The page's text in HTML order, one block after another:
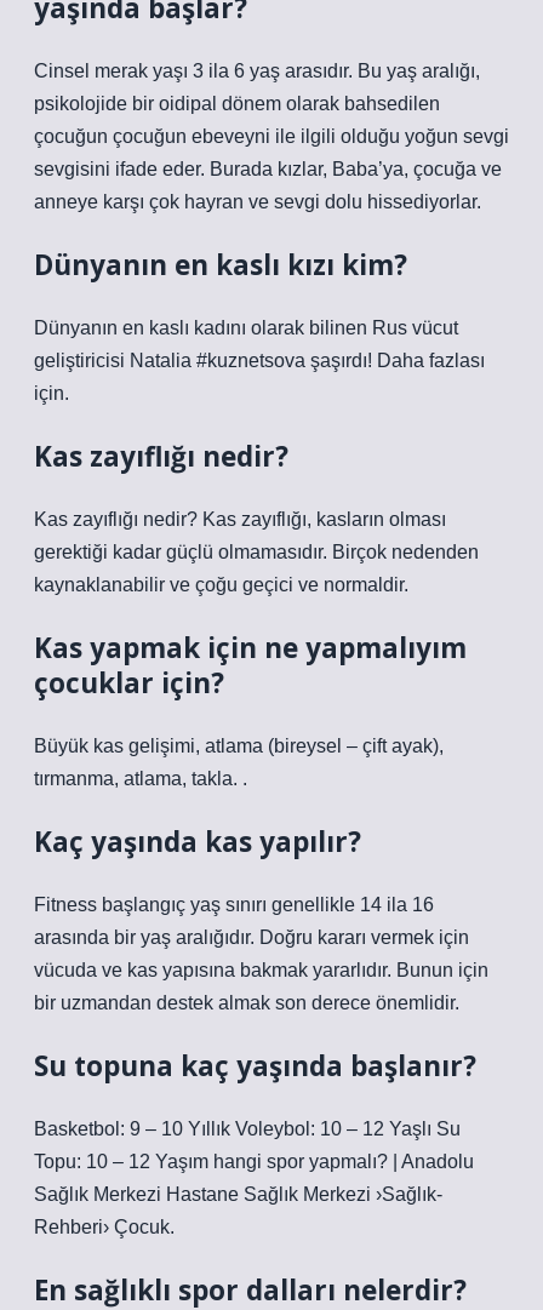
yaşında başlar?
Cinsel merak yaşı 3 ila 6 yaş arasıdır. Bu yaş aralığı,
psikolojide bir oidipal dönem olarak bahsedilen
çocuğun çocuğun ebeveyni ile ilgili olduğu yoğun sevgi
sevgisini ifade eder. Burada kızlar, Baba’ya, çocuğa ve
anneye karşı çok hayran ve sevgi dolu hissediyorlar.
Dünyanın en kaslı kızı kim?
Dünyanın en kaslı kadını olarak bilinen Rus vücut
geliştiricisi Natalia #kuznetsova şaşırdı! Daha fazlası
için.
Kas zayıflığı nedir?
Kas zayıflığı nedir? Kas zayıflığı, kasların olması
gerektiği kadar güçlü olmamasıdır. Birçok nedenden
kaynaklanabilir ve çoğu geçici ve normaldir.
Kas yapmak için ne yapmalıyım
çocuklar için?
Büyük kas gelişimi, atlama (bireysel – çift ayak),
tırmanma, atlama, takla. .
Kaç yaşında kas yapılır?
Fitness başlangıç yaş sınırı genellikle 14 ila 16
arasında bir yaş aralığıdır. Doğru kararı vermek için
vücuda ve kas yapısına bakmak yararlıdır. Bunun için
bir uzmandan destek almak son derece önemlidir.
Su topuna kaç yaşında başlanır?
Basketbol: 9 – 10 Yıllık Voleybol: 10 – 12 Yaşlı Su
Topu: 10 – 12 Yaşım hangi spor yapmalı? | Anadolu
Sağlık Merkezi Hastane Sağlık Merkezi ›Sağlık-
Rehberi› Çocuk.
En sağlıklı spor dalları nelerdir?